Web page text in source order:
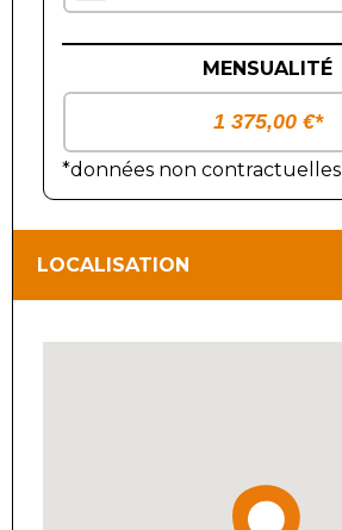
MENSUALITÉ
*données non contractuelles
LOCALISATION